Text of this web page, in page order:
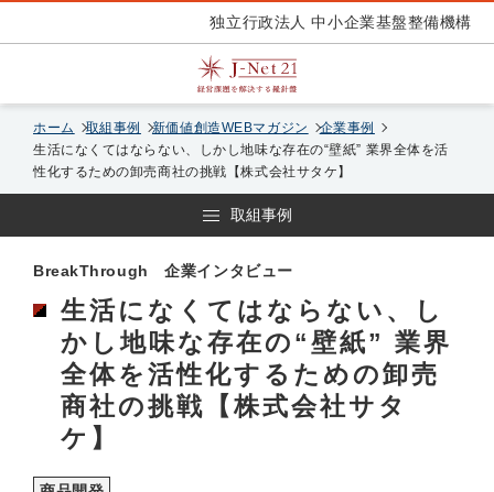
独立行政法人 中小企業基盤整備機構
ホーム 取組事例 新価値創造WEBマガジン
企業事例
生活になくてはならない、しかし地味な存在の“壁紙” 業界全体を活
性化するための卸売商社の挑戦【株式会社サタケ】
取組事例
BreakThrough 企業インタビュー
生活になくてはならない、し
かし地味な存在の“壁紙” 業界
全体を活性化するための卸売
商社の挑戦【株式会社サタ
ケ】